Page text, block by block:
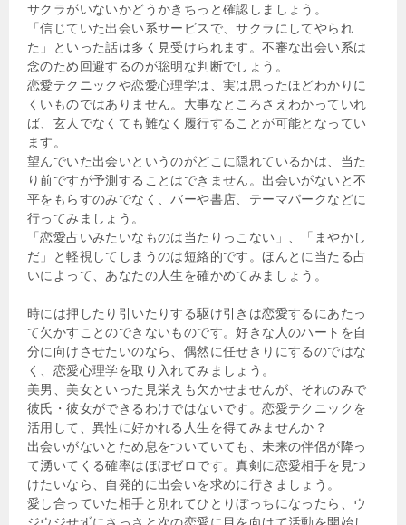
サクラがいないかどうかきちっと確認しましょう。
「信じていた出会い系サービスで、サクラにしてやられ
た」といった話は多く見受けられます。不審な出会い系は
念のため回避するのが聡明な判断でしょう。
恋愛テクニックや恋愛心理学は、実は思ったほどわかりに
くいものではありません。大事なところさえわかっていれ
ば、玄人でなくても難なく履行することが可能となってい
ます。
望んでいた出会いというのがどこに隠れているかは、当た
り前ですが予測することはできません。出会いがないと不
平をもらすのみでなく、バーや書店、テーマパークなどに
行ってみましょう。
「恋愛占いみたいなものは当たりっこない」、「まやかし
だ」と軽視してしまうのは短絡的です。ほんとに当たる占
いによって、あなたの人生を確かめてみましょう。
時には押したり引いたりする駆け引きは恋愛するにあたっ
て欠かすことのできないものです。好きな人のハートを自
分に向けさせたいのなら、偶然に任せきりにするのではな
く、恋愛心理学を取り入れてみましょう。
美男、美女といった見栄えも欠かせませんが、それのみで
彼氏・彼女ができるわけではないです。恋愛テクニックを
活用して、異性に好かれる人生を得てみませんか？
出会いがないとため息をついていても、未来の伴侶が降っ
て湧いてくる確率はほぼゼロです。真剣に恋愛相手を見つ
けたいなら、自発的に出会いを求めに行きましょう。
愛し合っていた相手と別れてひとりぼっちになったら、ウ